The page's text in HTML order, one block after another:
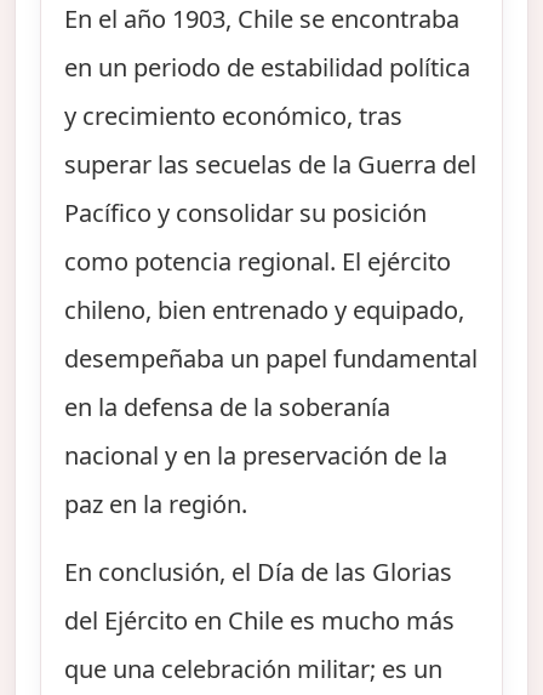
En el año 1903, Chile se encontraba
en un periodo de estabilidad política
y crecimiento económico, tras
superar las secuelas de la Guerra del
Pacífico y consolidar su posición
como potencia regional. El ejército
chileno, bien entrenado y equipado,
desempeñaba un papel fundamental
en la defensa de la soberanía
nacional y en la preservación de la
paz en la región.
En conclusión, el Día de las Glorias
del Ejército en Chile es mucho más
que una celebración militar; es un